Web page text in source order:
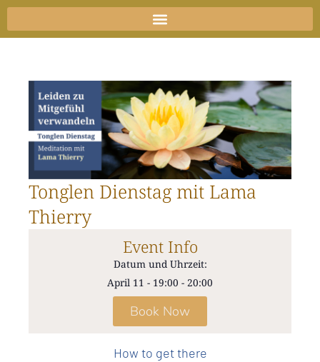
Zum
Inhalt
Tonglen Dienstag mit Lama
Thierry
Event Info
Datum und Uhrzeit:
April 11 - 19:00 - 20:00
Book Now
How to get there